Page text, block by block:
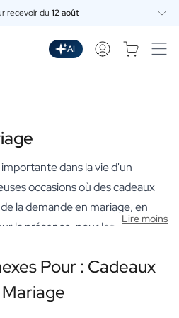
recevoir du 12 août
AI
dans la vie d'un
occasions où des cadeaux
la demande en mariage, en
la présence, pour les
Le mariage est l'un des plus
journée remplie d'amour, de
de mariage idéal est celui qui
Lire moins
Pour : Cadeaux